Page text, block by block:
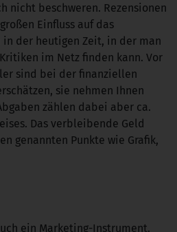
nicht beschweren. Rezensionen
Einfluss auf das
der heutigen Zeit, in der man
im Netz finden kann. Vor
sind bei der finanziellen
sie nehmen Ihnen
zählen dabei aber ca.
Das verbleibende Geld
genannten Punkte wie Grafik,
ein Marketing-Instrument.